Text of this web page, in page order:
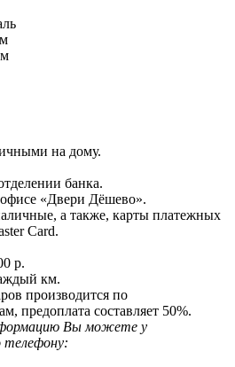
на дому.
банка.
«Двери Дёшево».
а также, карты платежных
Card.
р.
км.
производится по
предоплата составляет 50%.
Вы можете у
телефону: